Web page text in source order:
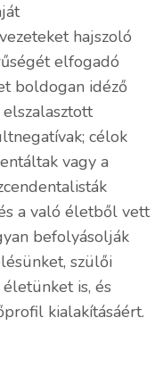
hajszoló
elfogadó
boldogan idéző
célok
vagy a
a való életből vett
befolyásolják
szülői
is, és
kialakításáért.